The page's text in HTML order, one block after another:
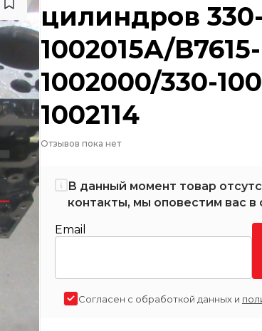
цилиндров 330-
1002015A/B7615-
1002000/330-
1002114
Отзывов пока нет
В данный момент товар
контакты, мы оповестим вас в
Email
Согласен с обработкой данных и